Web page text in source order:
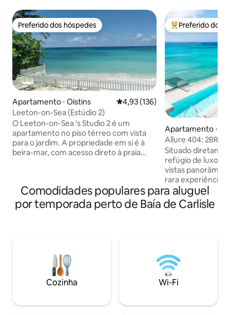
Preferido dos hóspedes
Preferido dos hóspedes
Apartamento ⋅ Oistins 4,93 de uma avaliação média de
4,93 (136)
Leeton-on-Sea (Estúdio 2)
O Leeton-on-Sea 's Studio 2 é um
apartamento no piso térreo com vista
para o jardim. A propriedade em si é à
beira-mar, com acesso direto à praia
pode ser reservado através do Airbnb.
Os quartos têm portas de conexão que
podem ser abertas se alugadas ao
do aeroporto. Pessoas de todas as
origens são muito bem-vindas.
Entre os
Preferido dos
Apartamento ⋅
Allure 404: 2BR
Situado
refúgio de luxo
vistas
rara experiência
diretamente na
Projetado para
e relaxamento.
condomínio
de inverno
trocar os meses
quentes e
Comodidades populares para aluguel
por temporada perto de Baía de Carlisle
Cozinha Wi-Fi